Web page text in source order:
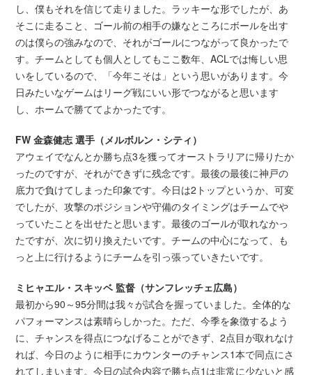
し、僕もそれを信じて走りました。ラッキーな形でしたが、あ
そこに走ること、ゴール前の相手の嫌なところにボールを出す
のは僕らの強みなので、それがゴールにつながって良かったで
す。チームとしても個人としてもここ数年、ACLでは悔しい思
いをしているので、「今年こそは」という思いがあります。今
日みたいなゲームはリーグ戦にいい形でつながると思います
し、ホームで勝ててよかったです。
FW 金森健志 選手（メルボルン・シティ）
アウェイでなんとか勝ち点3を獲ってオーストラリアに帰りたか
ったのですが、それができずに残念です。最後の最後に神戸の
底力で負けてしまった印象です。今日は2トップというか、可変
でしたが、攻撃のポジションや守備のタイミングはチームでや
っていたことを出せたと思います。最後のゴールが取れなかっ
たですが、次に切り換えたいです。チームの中心になって、も
っと上に行けるようにチームを引っ張っていきたいです。
ミヒャエル・スキッベ 監督（サンフレッチェ広島）
最初から90～95分間は我々が試合を握っていました。全体的な
パフォーマンスは素晴らしかった。ただ、今季を象徴するよう
に、チャンスを得点につなげることができず、2点目が取れなけ
れば、今日のように相手にカウンターのチャンス1本で同点にさ
れてしまいます。今日の試合内容で勝ち点1は非常に少ないと感